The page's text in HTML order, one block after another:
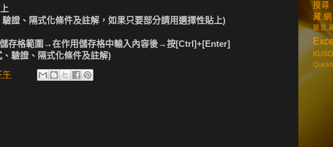
證、隔式化條件及註解，如果只要部分請用選擇性貼上)
存格範圍→在作用儲存格中輸入內容後→按[Ctrl]+[Enter]
驗證、隔式化條件及註解)
午
搜尋
藏
籤雲
KUSO